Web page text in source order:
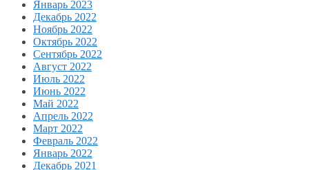
Январь 2023
Декабрь 2022
Ноябрь 2022
Октябрь 2022
Сентябрь 2022
Август 2022
Июль 2022
Июнь 2022
Май 2022
Апрель 2022
Март 2022
Февраль 2022
Январь 2022
Декабрь 2021